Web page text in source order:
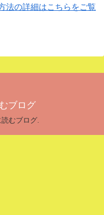
法の詳細はこちらをご覧
ブログ
むブログ.